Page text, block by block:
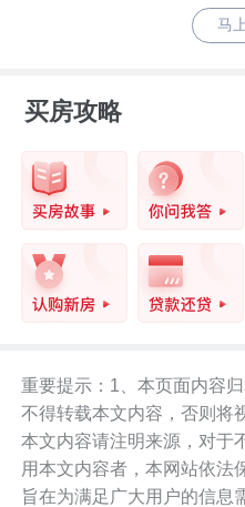
马
买房攻略
重要提示：1、本页面内容
不得转载本文内容，否则将
本文内容请注明来源，对于
用本文内容者，本网站依法
旨在为满足广大用户的信息